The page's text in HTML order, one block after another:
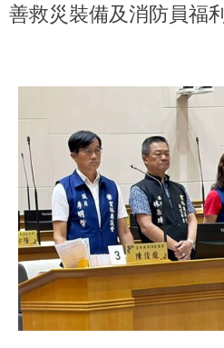
善救災裝備及消防員福利